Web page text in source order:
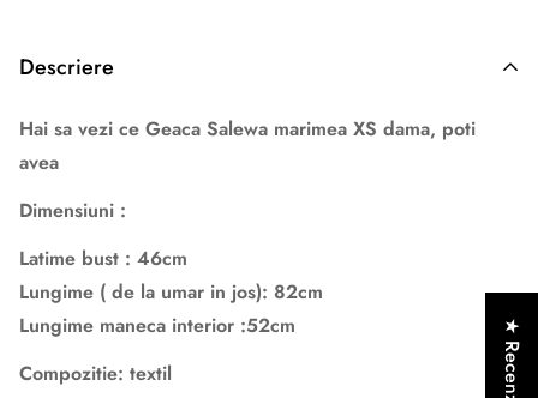
Descriere
Hai sa vezi ce Geaca Salewa marimea XS dama, poti
avea
Dimensiuni :
Latime bust : 46cm
Lungime ( de la umar in jos): 82cm
Lungime maneca interior :52cm
Compozitie: textil
★ Recenzii